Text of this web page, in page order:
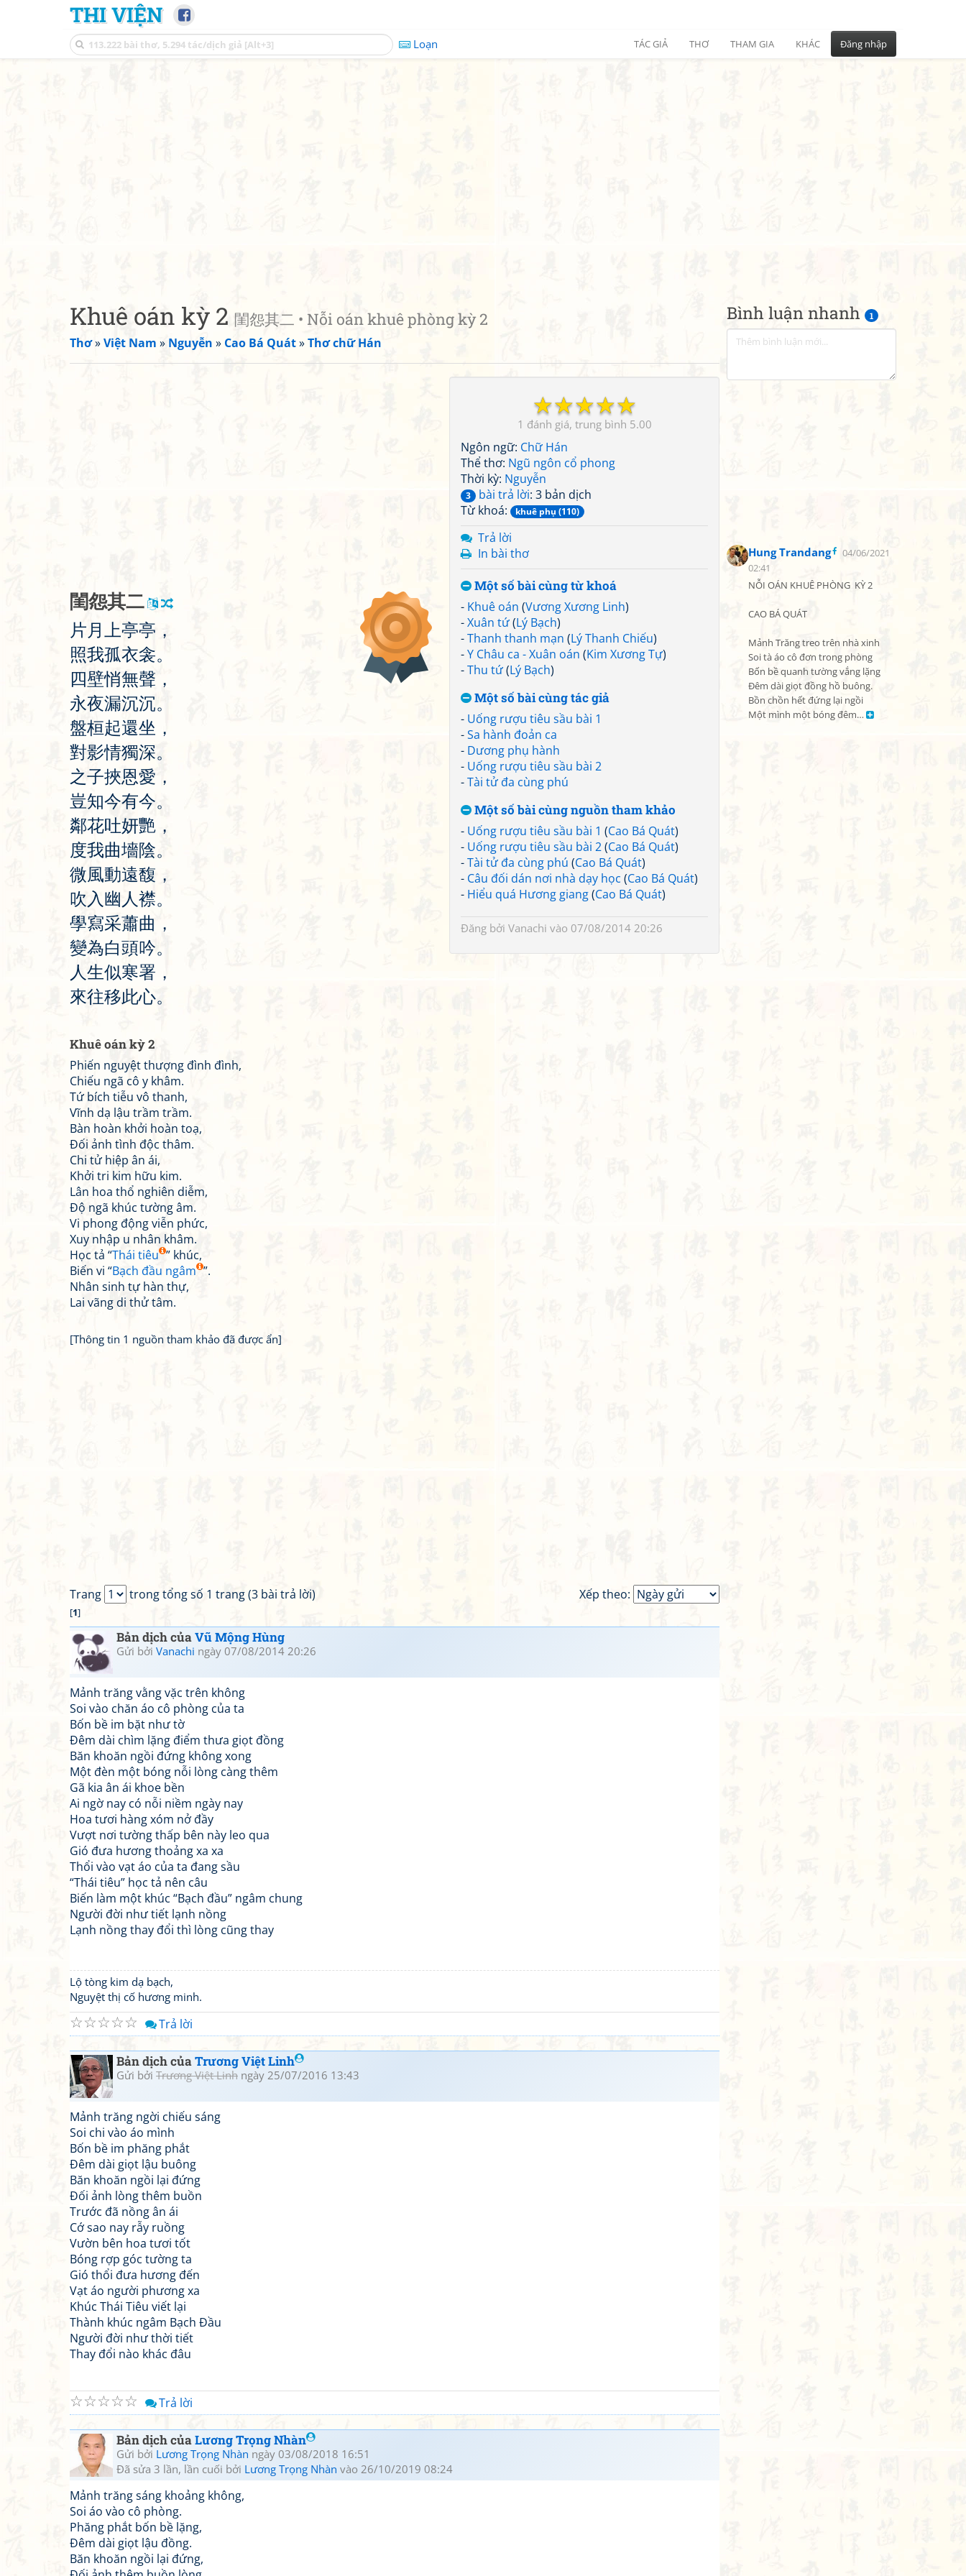
THI VIỆN
Loạn TÁC GIẢ THƠ THAM GIA KHÁC Đăng nhập
Bình luận nhanh 1
Hung Trandang
04/06/2021
02:41
NỖI OÁN KHUÊ PHÒNG  KỲ 2
CAO BÁ QUÁT
Mảnh Trăng treo trên nhà xinh
Soi tà áo cô đơn trong phòng
Bốn bề quanh tường vắng lặng
Đêm dài giọt đồng hồ buông.
Bồn chồn hết đứng lại ngồi
Một mình một bóng đêm…
Khuê oán kỳ 2 閨怨其二 • Nỗi oán khuê phòng kỳ 2
Thơ»Việt Nam » Nguyễn » Cao Bá Quát»Thơ chữ Hán
☆
☆
☆
☆
☆
1 5.00
Ngôn ngữ: Chữ Hán
Thể thơ: Ngũ ngôn cổ phong
Thời kỳ: Nguyễn
3 bài trả lời: 3 bản dịch
Từ khoá:
khuê phụ (110)
Trả lời
In bài thơ
Một số bài cùng từ khoá
- Khuê oán (Vương Xương Linh)
-Xuân tứ(Lý Bạch)
-Thanh thanh mạn (Lý Thanh Chiếu)
-Y Châu ca - Xuân oán (Kim Xương Tự)
-Thu tứ(Lý Bạch)
Một số bài cùng tác giả
- Uống rượu tiêu sầu bài 1
-Sa hành đoản ca
- Dương phụ hành
- Uống rượu tiêu sầu bài 2
-Tài tử đa cùng phú
Một số bài cùng nguồn tham khảo
- Uống rượu tiêu sầu bài 1 (Cao Bá Quát)
- Uống rượu tiêu sầu bài 2(Cao Bá Quát)
-Tài tử đa cùng phú (Cao Bá Quát)
- Câu đối dán nơi nhà dạy học (Cao Bá Quát)
- Hiểu quá Hương giang(Cao Bá Quát)
Đăng bởi Vanachi vào 07/08/2014 20:26
閨怨其二
片 月 上亭亭 ，
照我孤衣衾。
四壁悄無聲 ，
永夜漏沉沉。
盤桓起還坐 ，
對影情獨深。
之子挾恩愛 ，
豈知今有今。
鄰花吐妍艷 ，
度我曲墻陰。
微風動遠馥 ，
吹 入 幽 人襟。
學寫采蕭曲 ，
變為白頭吟。
人生似寒署 ，
來往移此心。
Khuê oán kỳ 2
Phiến nguyệt thượng đình đình,
Chiếu ngã cô y khâm.
Tứ bích tiễu vô thanh,
Vĩnh dạ lậu trầm trầm.
Bàn hoàn khởi hoàn toạ,
Đối ảnh tình độc thâm.
Chi tử hiệp ân ái,
Khởi tri kim hữu kim.
Lân hoa thổ nghiên diễm,
Độ ngã khúc tường âm.
Vi phong động viễn phức,
Xuy nhập u nhân khâm.
Học tả “Thái tiêu ” khúc,
Biến vi “Bạch đầu ngâm ”.
Nhân sinh tự hàn thự,
Lai vãng di thử tâm.
[Thông tin 1 nguồn tham khảo đã được ẩn]
Xếp theo:
Trang trong tổng số 1 trang (3 bài trả lời)
[1]
Bản dịch củaVũ Mộng Hùng
Gửi bởi Vanachi ngày 07/08/2014 20:26
Mảnh trăng vằng vặc trên không
Soi vào chăn áo cô phòng của ta
Bốn bề im bặt như tờ
Đêm dài chìm lặng điểm thưa giọt đồng
Băn khoăn ngồi đứng không xong
Một đèn một bóng nỗi lòng càng thêm
Gã kia ân ái khoe bền
Ai ngờ nay có nỗi niềm ngày nay
Hoa tươi hàng xóm nở đầy
Vượt nơi tường thấp bên này leo qua
Gió đưa hương thoảng xa xa
Thổi vào vạt áo của ta đang sầu
“Thái tiêu” học tả nên câu
Biến làm một khúc “Bạch đầu” ngâm chung
Người đời như tiết lạnh nồng
Lạnh nồng thay đổi thì lòng cũng thay
Lộ tòng kim dạ bạch,
Nguyệt thị cố hương minh.
☆
☆
☆
☆
☆ Trả lời
Bản dịch củaTrương Việt Linh
Gửi bởi Trương Việt Linh ngày 25/07/2016 13:43
Mảnh trăng ngời chiếu sáng
Soi chi vào áo mình
Bốn bề im phăng phắt
Đêm dài giọt lậu buông
Băn khoăn ngồi lại đứng
Đối ảnh lòng thêm buồn
Trước đã nồng ân ái
Cớ sao nay rẫy ruồng
Vườn bên hoa tươi tốt
Bóng rợp góc tường ta
Gió thổi đưa hương đến
Vạt áo người phương xa
Khúc Thái Tiêu viết lại
Thành khúc ngâm Bạch Đầu
Người đời như thời tiết
Thay đổi nào khác đâu
☆
☆
☆
☆
☆ Trả lời
Bản dịch củaLương Trọng Nhàn
Gửi bởi Lương Trọng Nhàn ngày 03/08/2018 16:51
Đã sửa 3 lần, lần cuối bởi Lương Trọng Nhàn vào 26/10/2019 08:24
Mảnh trăng sáng khoảng không,
Soi áo vào cô phòng.
Phăng phắt bốn bề lặng,
Đêm dài giọt lậu đồng.
Băn khoăn ngồi lại đứng,